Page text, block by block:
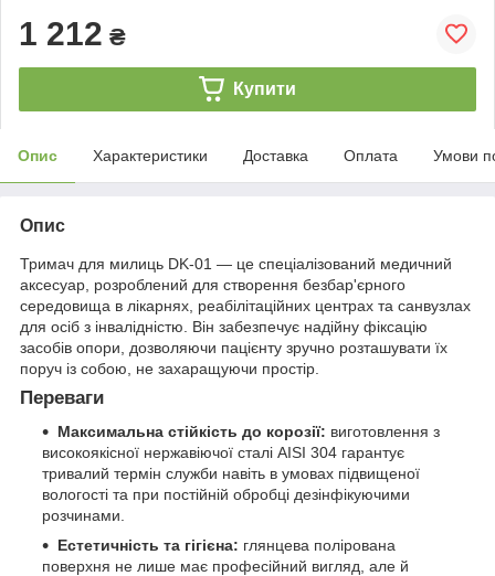
1 212 ₴
Купити
Опис Характеристики Доставка Оплата Умови
Опис
Тримач для милиць DK-01 — це спеціалізований медичний
аксесуар, розроблений для створення безбар'єрного
середовища в лікарнях, реабілітаційних центрах та санвузлах
для осіб з інвалідністю. Він забезпечує надійну фіксацію
засобів опори, дозволяючи пацієнту зручно розташувати їх
поруч із собою, не захаращуючи простір.
Переваги
Максимальна стійкість до корозії: виготовлення з
високоякісної нержавіючої сталі AISI 304 гарантує
тривалий термін служби навіть в умовах підвищеної
вологості та при постійній обробці дезінфікуючими
розчинами.
Естетичність та гігієна: глянцева полірована
поверхня не лише має професійний вигляд, але й